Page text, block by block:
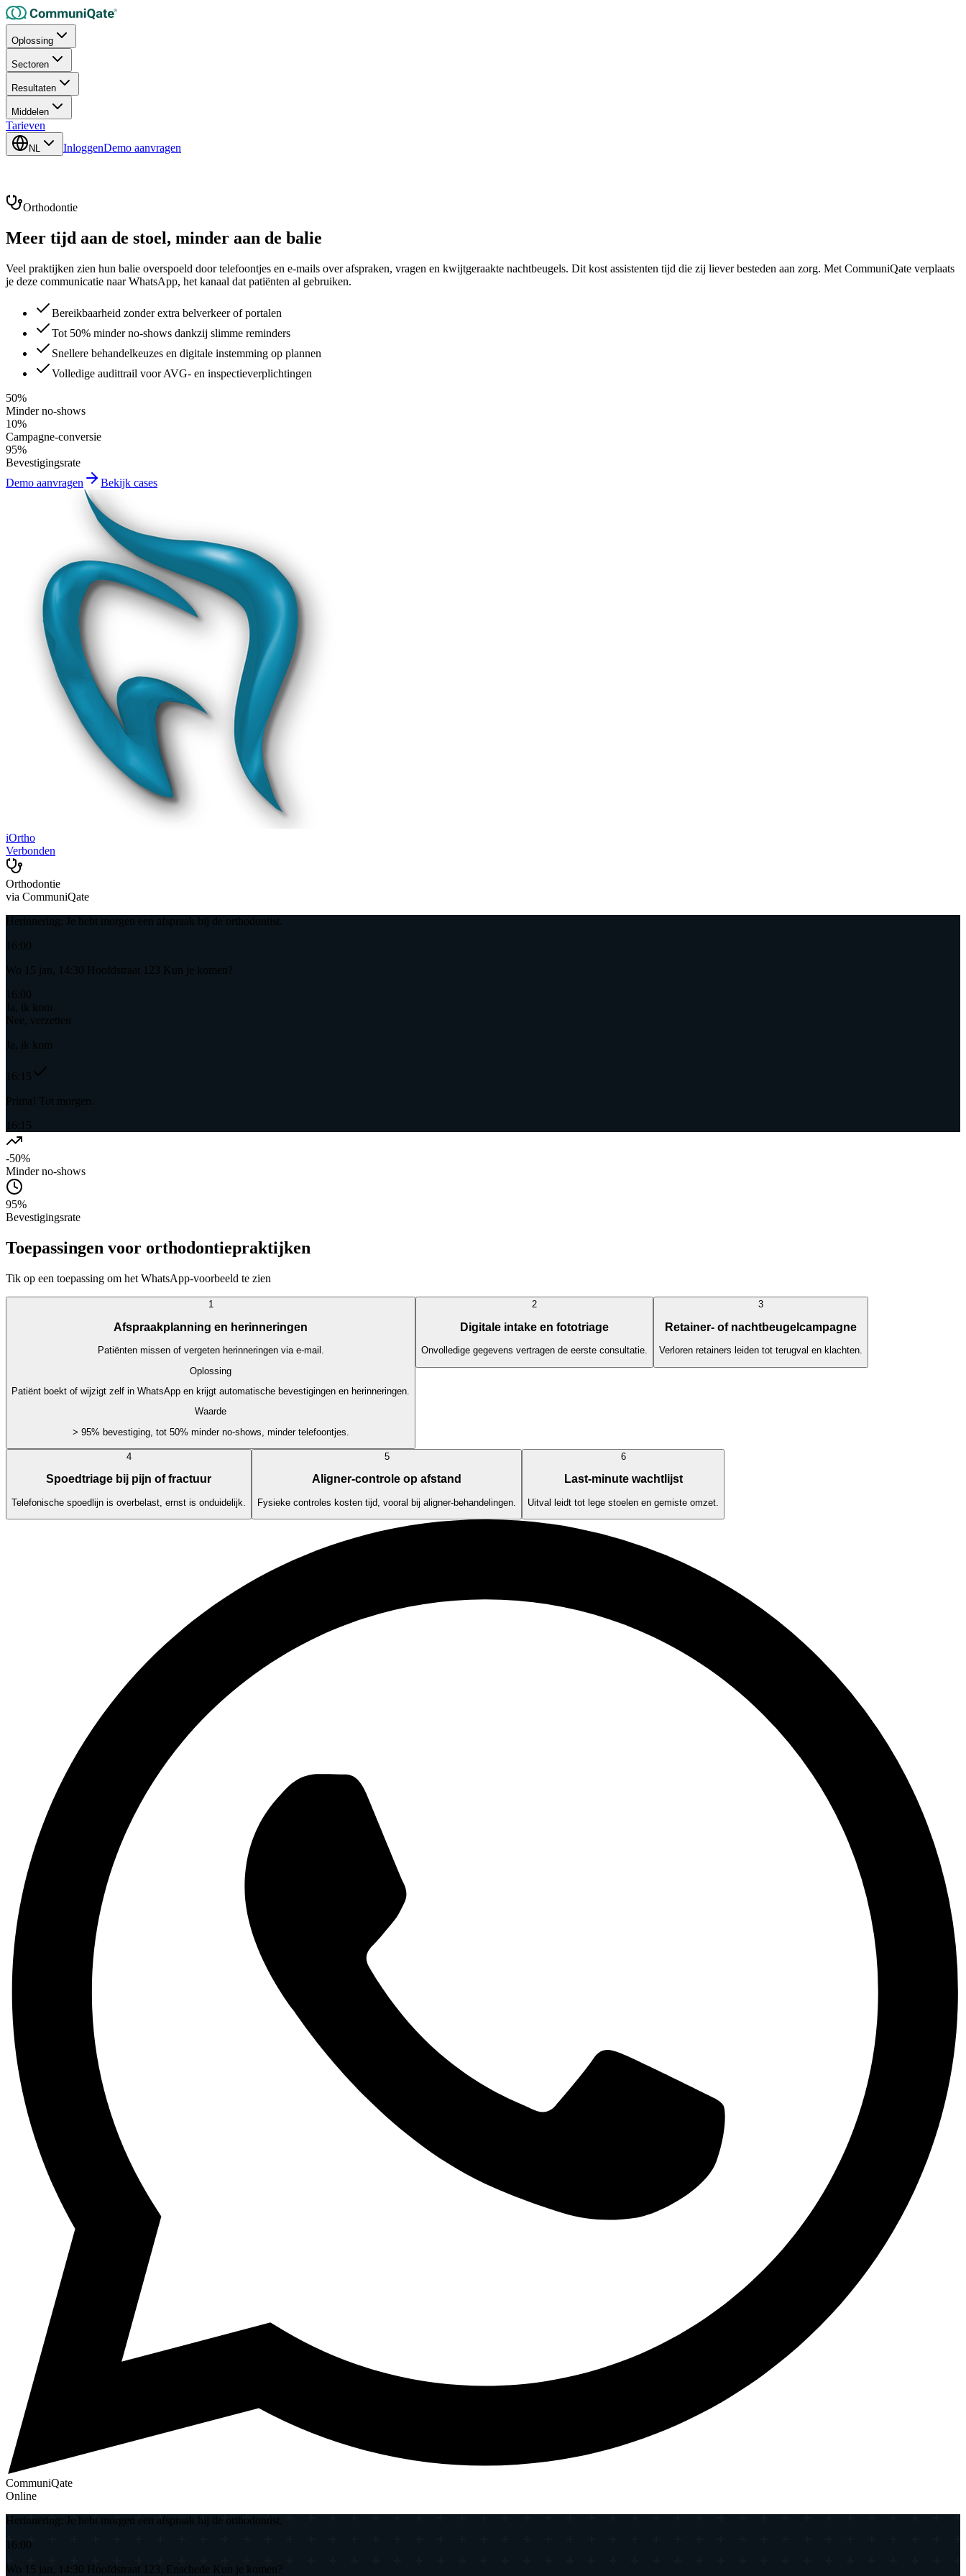
Oplossing
Sectoren
Resultaten
Middelen
Tarieven
NL InloggenDemo aanvragen
Orthodontie
Meer tijd aan de stoel, minder aan de balie
Veel praktijken zien hun balie overspoeld door telefoontjes en e-mails over afspraken, vragen en kwijtgeraakte nachtbeugels. Dit kost assistenten tijd die zij liever besteden aan zorg. Met CommuniQate verplaats
je deze communicatie naar WhatsApp, het kanaal dat patiënten al gebruiken.
Bereikbaarheid zonder extra belverkeer of portalen
Tot 50% minder no-shows dankzij slimme reminders
Snellere behandelkeuzes en digitale instemming op plannen
Volledige audittrail voor AVG- en inspectieverplichtingen
50%
Minder no-shows
10%
Campagne-conversie
95%
Bevestigingsrate
Demo aanvragen
Bekijk cases
iOrtho
Verbonden
Orthodontie
via CommuniQate
Herinnering: Je hebt morgen een afspraak bij de orthodontist.
16:00
Wo 15 jan, 14:30 Hoofdstraat 123 Kun je komen?
16:00
Ja, ik kom
Nee, verzetten
Ja, ik kom
16:15
Prima! Tot morgen.
16:15
-50%
Minder no-shows
95%
Bevestigingsrate
Toepassingen voor orthodontiepraktijken
Tik op een toepassing om het WhatsApp-voorbeeld te zien
1
Afspraakplanning en herinneringen
Patiënten missen of vergeten herinneringen via e-mail.
Oplossing
Patiënt boekt of wijzigt zelf in WhatsApp en krijgt automatische bevestigingen en herinneringen.
Waarde
> 95% bevestiging, tot 50% minder no-shows, minder telefoontjes.
2
Digitale intake en fototriage
Onvolledige gegevens vertragen de eerste consultatie.
3
Retainer- of nachtbeugelcampagne
Verloren retainers leiden tot terugval en klachten.
4
Spoedtriage bij pijn of fractuur
Telefonische spoedlijn is overbelast, ernst is onduidelijk.
5
Aligner-controle op afstand
Fysieke controles kosten tijd, vooral bij aligner-behandelingen.
6
Last-minute wachtlijst
Uitval leidt tot lege stoelen en gemiste omzet.
CommuniQate
Online
Herinnering: Je hebt morgen een afspraak bij de orthodontist.
16:00
Wo 15 jan, 14:30 Hoofdstraat 123, Enschede Kun je komen?